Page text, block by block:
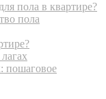
пола в квартире?
пола
пошаговое